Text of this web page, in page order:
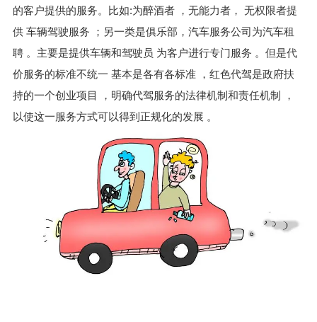
的客户提供的服务。比如:为醉酒者 ，无能力者， 无权限者提
供 车辆驾驶服务 ；另一类是俱乐部，汽车服务公司为汽车租
聘 。主要是提供车辆和驾驶员 为客户进行专门服务 。但是代
价服务的标准不统一 基本是各有各标准 ，红色代驾是政府扶
持的一个创业项目 ，明确代驾服务的法律机制和责任机制 ，
以使这一服务方式可以得到正规化的发展 。